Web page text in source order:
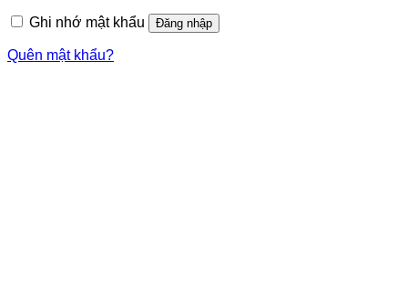
Ghi nhớ mật khẩu Đăng nhập
Quên mật khẩu?